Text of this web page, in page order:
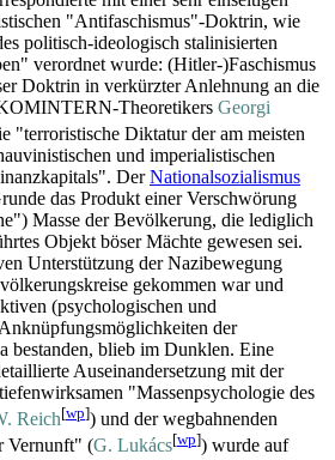
"Antifaschismus"-Doktrin, wie
politisch-ideologisch stalinisierten
verordnet wurde: (Hitler-)Faschismus
Doktrin in verkürzter Anlehnung an die
Theoretikers Georgi
"terroristische Diktatur der am meisten
und imperialistischen
DerNationalsozialismus
das Produkt einer Verschwörung
Masse der Bevölkerung, die lediglich
Objekt böser Mächte gewesen sei.
Unterstützung der Nazibewegung
gekommen war und
(psychologischen und
der
bestanden, blieb im Dunklen. Eine
Auseinander­setzung mit der
"Massen­psychologie des
Reich[wp]) und der wegbahnenden
Vernunft" (G. Lukács[wp]) wurde auf